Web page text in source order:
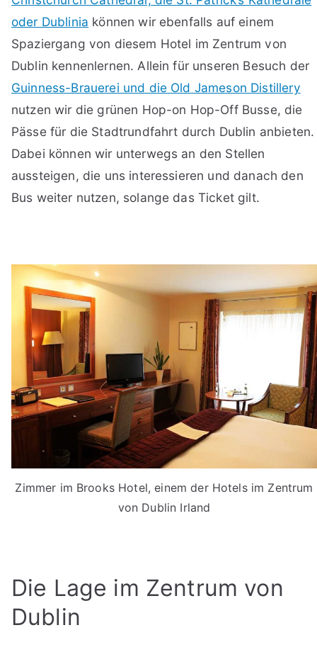
oder Dublinia können wir ebenfalls auf einem
Spaziergang von diesem Hotel im Zentrum von
Dublin kennenlernen. Allein für unseren Besuch der
Guinness-Brauerei und die Old Jameson Distillery
nutzen wir die grünen Hop-on Hop-Off Busse, die
Pässe für die Stadtrundfahrt durch Dublin anbieten.
Dabei können wir unterwegs an den Stellen
aussteigen, die uns interessieren und danach den
Bus weiter nutzen, solange das Ticket gilt.
Zimmer im Brooks Hotel, einem der Hotels im Zentrum
von Dublin Irland
Die Lage im Zentrum von
Dublin